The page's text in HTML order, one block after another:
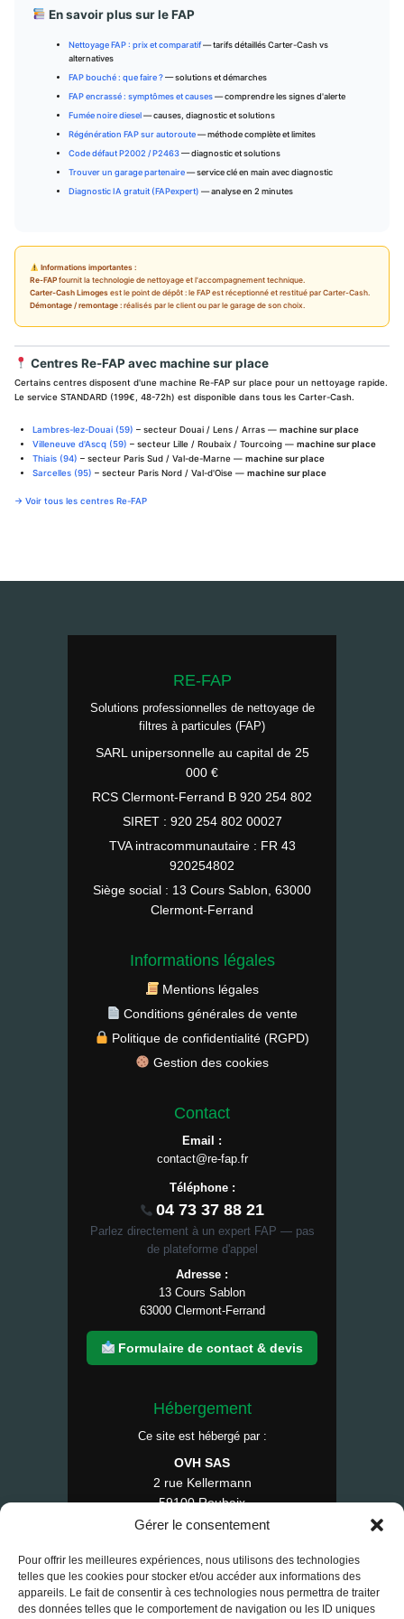
Gérer le consentement
Pour offrir les meilleures expériences, nous utilisons des technologies
telles que les cookies pour stocker et/ou accéder aux informations des
appareils. Le fait de consentir à ces technologies nous permettra de traiter
des données telles que le comportement de navigation ou les ID uniques
En savoir plus sur le FAP
Nettoyage FAP : prix et comparatif— tarifs détaillés Carter-Cash vs
alternatives
FAP bouché : que faire ?— solutions et démarches
FAP encrassé : symptômes et causes— comprendre les signes d'alerte
Fumée noire diesel— causes, diagnostic et solutions
Régénération FAP sur autoroute— méthode complète et limites
Code défaut P2002 / P2463— diagnostic et solutions
Trouver un garage partenaire— service clé en main avec diagnostic
Diagnostic IA gratuit (FAPexpert) — analyse en 2 minutes
Informations importantes :
Re-FAP fournit la technologie de nettoyage et l'accompagnement technique.
Carter-Cash Limoges est le point de dépôt : le FAP est réceptionné et restitué par Carter-Cash.
Démontage / remontage : réalisés par le client ou par le garage de son choix.
Centres Re-FAP avec machine sur place
Certains centres disposent d'une machine Re-FAP sur place pour un nettoyage rapide.
Le service STANDARD (199€, 48-72h) est disponible dans tous les Carter-Cash.
Lambres-lez-Douai (59) – secteur Douai / Lens / Arras — machine sur place
Villeneuve d'Ascq (59) – secteur Lille / Roubaix / Tourcoing — machine sur place
Thiais (94) – secteur Paris Sud / Val-de-Marne — machine sur place
Sarcelles (95) – secteur Paris Nord / Val-d'Oise — machine sur place
→ Voir tous les centres Re-FAP
RE-FAP
Solutions professionnelles de nettoyage de
filtres à particules (FAP)
SARL unipersonnelle au capital de 25
000 €
RCS Clermont-Ferrand B 920 254 802
SIRET : 920 254 802 00027
TVA intracommunautaire : FR 43
920254802
Siège social : 13 Cours Sablon, 63000
Clermont-Ferrand
Informations légales
Mentions légales
Conditions générales de vente
Politique de confidentialité (RGPD)
Gestion des cookies
Contact
Email :
contact@re-fap.fr
Téléphone :
04 73 37 88 21
Parlez directement à un expert FAP — pas
de plateforme d'appel
Adresse :
13 Cours Sablon
63000 Clermont-Ferrand
Formulaire de contact & devis
Hébergement
Ce site est hébergé par :
OVH SAS
2 rue Kellermann
59100 Roubaix
France